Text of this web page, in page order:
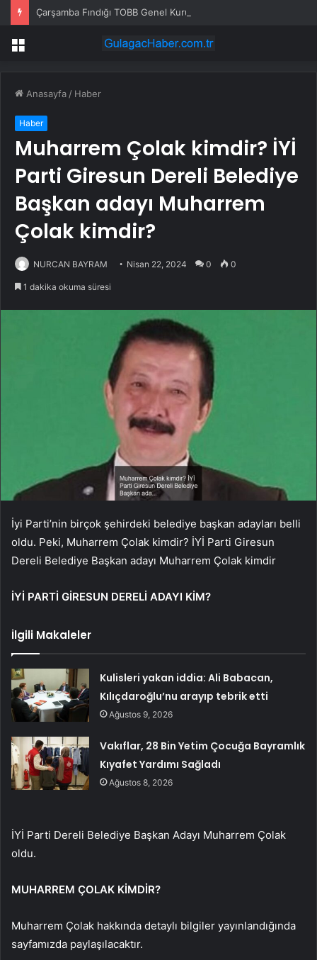
Çarşamba Fındığı TOBB Genel Kurulu’nda İlgi Gördü
Menü
Anasayfa / Haber
Haber
Muharrem Çolak kimdir? İYİ
Parti Giresun Dereli Belediye
Başkan adayı Muharrem
Çolak kimdir?
NURCAN BAYRAM Nisan 22, 2024 0 0
1 dakika okuma süresi
İyi Parti’nin birçok şehirdeki belediye başkan adayları belli
oldu. Peki, Muharrem Çolak kimdir? İYİ Parti Giresun
Dereli Belediye Başkan adayı Muharrem Çolak kimdir
İYİ PARTİ GİRESUN DERELİ ADAYI KİM?
İlgili Makaleler
Kulisleri yakan iddia: Ali Babacan,
Kılıçdaroğlu’nu arayıp tebrik etti
Ağustos 9, 2026
Vakıflar, 28 Bin Yetim Çocuğa Bayramlık
Kıyafet Yardımı Sağladı
Ağustos 8, 2026
İYİ Parti Dereli Belediye Başkan Adayı Muharrem Çolak
oldu.
MUHARREM ÇOLAK KİMDİR?
Muharrem Çolak hakkında detaylı bilgiler yayınlandığında
sayfamızda paylaşılacaktır.